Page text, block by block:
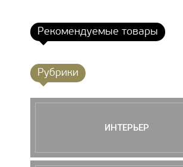
Рекомендуемые товары
Рубрики
ИНТЕРЬЕР